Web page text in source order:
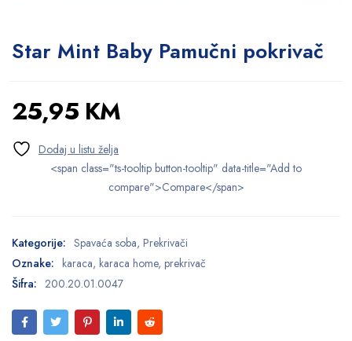
Star Mint Baby Pamučni pokrivač
25,95 KM
<span class="ts-tooltip button-tooltip" data-title="Add to
compare">Compare</span>
Kategorije: Spavaća soba, Prekrivači
Oznake: karaca, karaca home, prekrivač
Šifra: 200.20.01.0047